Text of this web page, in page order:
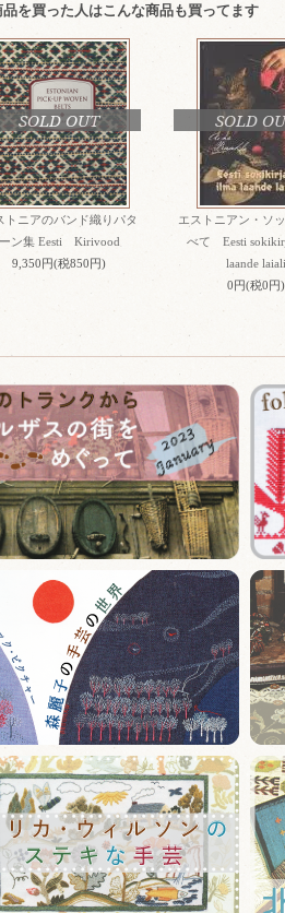
品を買った人はこんな商品も買ってます
SOLD OUT
トニアのバンド織りパタ
ン集 Eesti Kirivood
9,350円(税850円)
SOLD
エストニアン・ソ
べて Eesti
laande laiali
0円(税0円)